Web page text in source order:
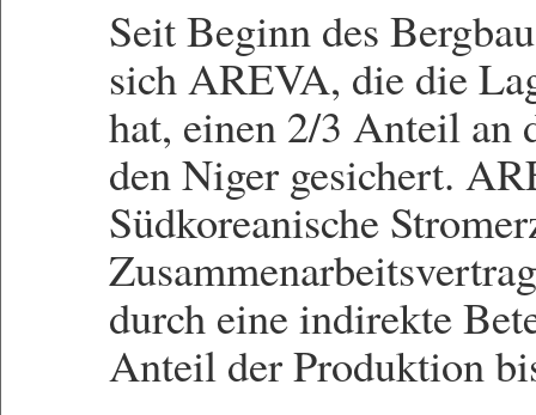
Seit Beginn des
sich AREVA, die die
hat, einen 2/3 Anteil an
den Niger gesichert.
Südkoreanische
durch eine indirekte
Anteil der Produktion